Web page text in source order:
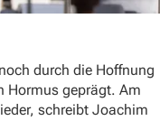
durch die Hoffnung
Hormus geprägt. Am
schreibt Joachim